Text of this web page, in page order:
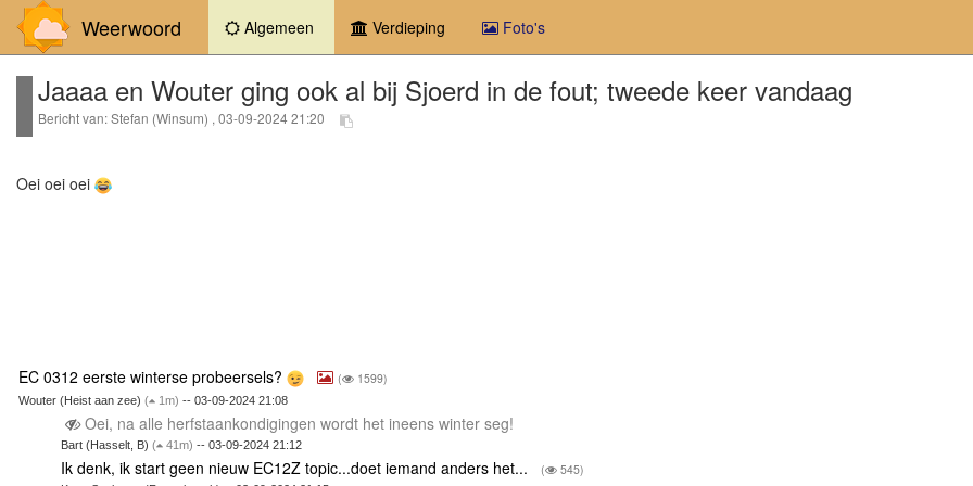
Weerwoord Algemeen (current)Verdieping Foto's
Jaaaa en Wouter ging ook al bij Sjoerd in de fout; tweede keer vandaag
Bericht van: Stefan (Winsum) , 03-09-2024 21:20
Oei oei oei
EC 0312 eerste winterse probeersels? ( 1599)
Wouter (Heist aan zee) ( 1m) -- 03-09-2024 21:08
Oei, na alle herfstaankondigingen wordt het ineens winter seg!
Bart (Hasselt, B)( 41m) -- 03-09-2024 21:12
Ik denk, ik start geen nieuw EC12Z topic...doet iemand anders het... ( 545)